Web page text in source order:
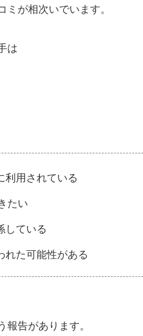
が相次いでいます。
は
利用されている
たい
している
れた可能性がある
告があります。